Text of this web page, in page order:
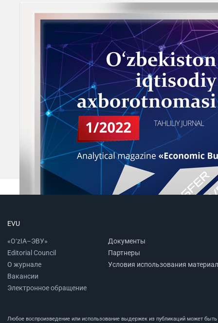
EVU
«O‘zIA–ЭВУ»
Editorial Council
О журнале
Вакансии
Электронное обращение
Документы
Партнеры
Условия использования
Любое воспроизведение или использование выдержек из публикаций может